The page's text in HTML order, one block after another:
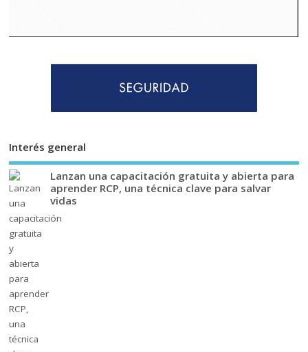
Interés general
Lanzan una capacitación gratuita y abierta para
aprender RCP, una técnica clave para salvar
vidas